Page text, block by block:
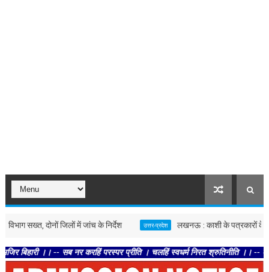
दोनों जिलों में जांच के निर्देश उत्तर-प्रदेश लखनऊ : काशी के पत्रकारों के लिए बड़ी
।। -- सब नर करहिं परस्पर प्रीति । चलहिं स्वधर्म निरत श्रुतिनीति ।। -- तेहि